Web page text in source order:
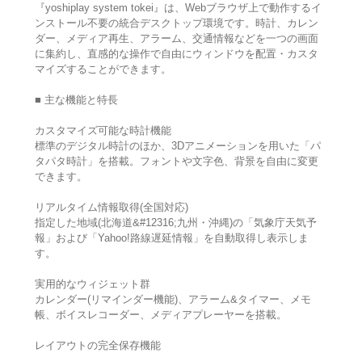
『yoshiplay system tokei』は、Webブラウザ上で動作するイ
ンストール不要の統合デスクトップ環境です。時計、カレン
ダー、メディア再生、アラーム、交通情報などを一つの画面
に集約し、直感的な操作で自由にウィンドウを配置・カスタ
マイズすることができます。
■ 主な機能と特長
カスタマイズ可能な時計機能
標準のデジタル時計のほか、3Dアニメーションを用いた「パ
タパタ時計」を搭載。フォントや文字色、背景を自由に変更
できます。
リアルタイム情報取得(全国対応)
指定した地域(北海道&#12316;九州・沖縄)の「気象庁天気予
報」および「Yahoo!路線遅延情報」を自動取得し表示しま
す。
実用的なウィジェット群
カレンダー(リマインダー機能)、アラーム&タイマー、メモ
帳、ボイスレコーダー、メディアプレーヤーを搭載。
レイアウトの完全保存機能